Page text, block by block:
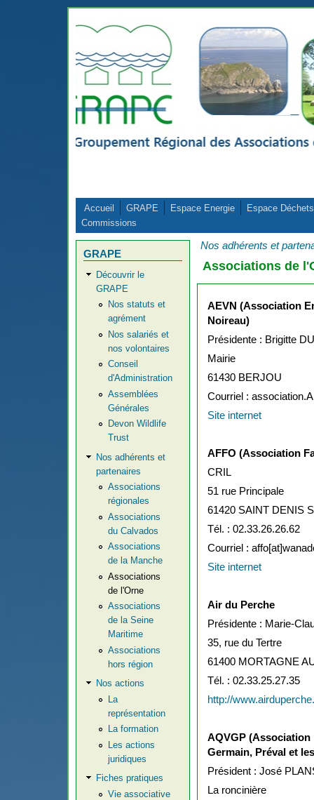
Accueil GRAPE Espace Energie
Espace Déchets
Commissions
GRAPE
Découvrir le
GRAPE
Nos statuts et
agrément
Nos salariés et
nos volontaires
Conseil
d'Administration
Assemblées
Générales
Devon Wildlife
Trust
Nos adhérents et
partenaires
Associations
régionales
Associations
du Calvados
Associations
de la Manche
Associations
de l'Orne
Associations
de la Seine
Maritime
Associations
hors région
Nos actions
La
représentation
La formation
Les actions
juridiques
Fiches pratiques
Vie associative
Nos adhérents et
Associations de
AEVN (Association
Noireau)
Présidente : Brigitte
Mairie
61430 BERJOU
Courriel :
Site internet
AFFO (Association
CRIL
51 rue Principale
61420 SAINT DENIS
Tél. : 02.33.26.26.62
Courriel :
Site internet
Air du Perche
Présidente : Marie-
35, rue du Tertre
61400 MORTAGNE
Tél. : 02.33.25.27.35
http://
AQVGP (Association
Germain, Préval et
Président : José
La roncinière